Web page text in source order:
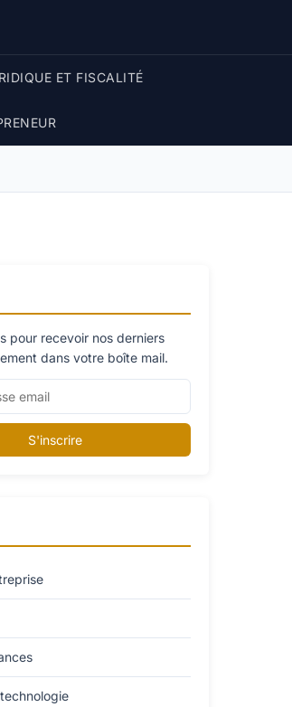
ET FISCALITÉ
pour recevoir nos derniers
dans votre boîte mail.
S'inscrire